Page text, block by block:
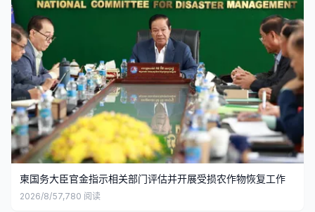
柬国务大臣官金指示相关部门评估并开展受损农作物恢复工作
2026/8/57,780 阅读